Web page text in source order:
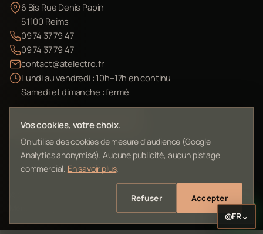
6 Bis Rue Denis Papin
51100 Reims
09 74 37 79 47
09 74 37 79 47
contact@atelectro.fr
Lundi au vendredi : 10h–17h en continu
Samedi et dimanche : fermé
Envoyer mon matériel
L'Atelier Electro Reims — SIRET 10261022700013
Vos cookies, votre choix.
On utilise des cookies de mesure d'audience (Google
Analytics anonymisé). Aucune publicité, aucun pistage
commercial. En savoir plus.
Refuser Accepter
◎FR⌄